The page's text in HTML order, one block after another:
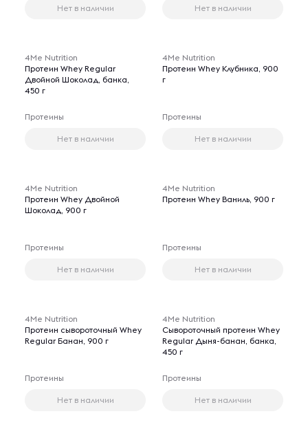
Нет в наличии Нет в наличии
4Me Nutrition
Протеин Whey Regular
Двойной Шоколад, банка,
450 г
Протеины
Нет в наличии
4Me Nutrition
Протеин Whey Клубника, 900
г
Протеины
Нет в наличии
4Me Nutrition
Протеин Whey Двойной
Шоколад, 900 г
Протеины
Нет в наличии
4Me Nutrition
Протеин Whey Ваниль, 900 г
Протеины
Нет в наличии
4Me Nutrition
Протеин сывороточный Whey
Regular Банан, 900 г
Протеины
Нет в наличии
4Me Nutrition
Сывороточный протеин Whey
Regular Дыня-банан, банка,
450 г
Протеины
Нет в наличии